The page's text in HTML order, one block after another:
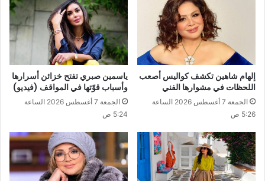
إلهام شاهين تكشف كواليس أصعب
اللحظات في مشوارها الفني
الجمعة 7 أغسطس 2026 الساعة
5:26 ص
ياسمين صبري تفتح خزائن أسرارها
وأسباب قوّتها في المواقف (فيديو)
الجمعة 7 أغسطس 2026 الساعة
5:24 ص